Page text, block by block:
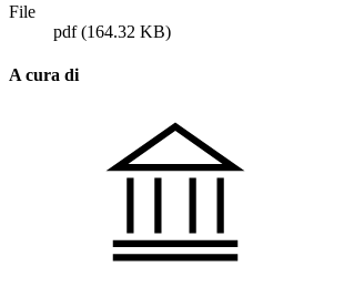
File
pdf(164.32 KB)
A cura di